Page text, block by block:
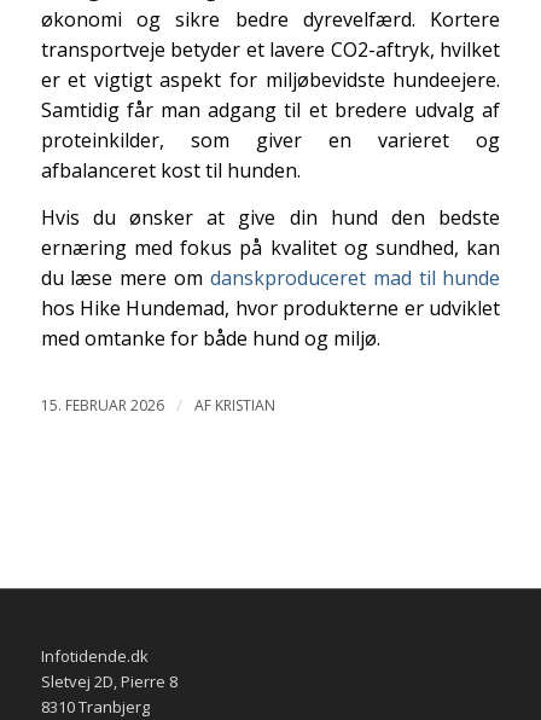
økonomi og sikre bedre dyrevelfærd. Kortere
transportveje betyder et lavere CO2-aftryk, hvilket
er et vigtigt aspekt for miljøbevidste hundeejere.
Samtidig får man adgang til et bredere udvalg af
proteinkilder, som giver en varieret og
afbalanceret kost til hunden.
Hvis du ønsker at give din hund den bedste
ernæring med fokus på kvalitet og sundhed, kan
du læse mere om danskproduceret mad til hunde
hos Hike Hundemad, hvor produkterne er udviklet
med omtanke for både hund og miljø.
15. FEBRUAR 2026 / AF KRISTIAN
Infotidende.dk
Sletvej 2D, Pierre 8
8310 Tranbjerg